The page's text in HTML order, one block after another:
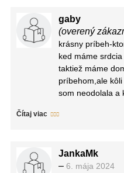
gaby
(overený
krásny príbeh-
ked máme
taktiež máme
príbehom,ale
som neodolala a
Čítaj viac
JankaMk
– 6. mája 2024